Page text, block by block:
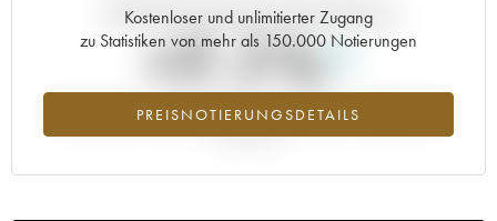
Kostenloser und unlimitierter Zugang
zu Statistiken von mehr als 150.000 Notierungen
PREISNOTIERUNGSDETAILS
Aktuelle Entwicklung der Preisnotierung
+7.1%
Preisanstiegs des Jahrgangs 1989 im Jahr 2026 im Vergleich zum